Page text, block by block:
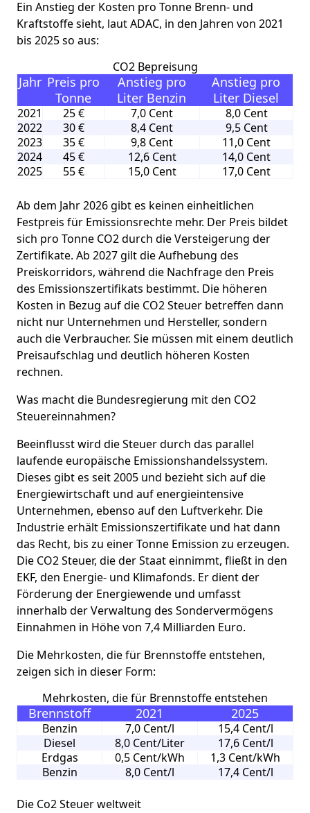
Ein Anstieg der Kosten pro Tonne Brenn- und
Kraftstoffe sieht, laut ADAC, in den Jahren von 2021
bis 2025 so aus:
CO2 Bepreisung
Jahr Preis pro
Tonne
Anstieg pro
Liter Benzin
Anstieg pro
Liter Diesel
2021 25 € 7,0 Cent
8,0 Cent
2022
30 € 8,4 Cent
9,5 Cent
2023
35 € 9,8 Cent
11,0 Cent
2024
45 € 12,6 Cent
14,0 Cent
2025
55 € 15,0 Cent 17,0 Cent
Ab dem Jahr 2026 gibt es keinen einheitlichen
Festpreis für Emissionsrechte mehr. Der Preis bildet
sich pro Tonne CO2 durch die Versteigerung der
Zertifikate. Ab 2027 gilt die Aufhebung des
Preiskorridors, während die Nachfrage den Preis
des Emissionszertifikats bestimmt. Die höheren
Kosten in Bezug auf die CO2 Steuer betreffen dann
nicht nur Unternehmen und Hersteller, sondern
auch die Verbraucher. Sie müssen mit einem deutlich
Preisaufschlag und deutlich höheren Kosten
rechnen.
Was macht die Bundesregierung mit den CO2
Steuereinnahmen?
Beeinflusst wird die Steuer durch das parallel
laufende europäische Emissionshandelssystem.
Dieses gibt es seit 2005 und bezieht sich auf die
Energiewirtschaft und auf energieintensive
Unternehmen, ebenso auf den Luftverkehr. Die
Industrie erhält Emissionszertifikate und hat dann
das Recht, bis zu einer Tonne Emission zu erzeugen.
Die CO2 Steuer, die der Staat einnimmt, fließt in den
EKF, den Energie- und Klimafonds. Er dient der
Förderung der Energiewende und umfasst
innerhalb der Verwaltung des Sondervermögens
Einnahmen in Höhe von 7,4 Milliarden Euro.
Die Mehrkosten, die für Brennstoffe entstehen,
zeigen sich in dieser Form:
Mehrkosten, die für Brennstoffe entstehen
Brennstoff 2021 2025
Benzin 7,0 Cent/l
15,4 Cent/l
Diesel
8,0 Cent/Liter
17,6 Cent/l
Erdgas
0,5 Cent/kWh
1,3 Cent/kWh
Benzin
8,0 Cent/l 17,4 Cent/l
Die Co2 Steuer weltweit